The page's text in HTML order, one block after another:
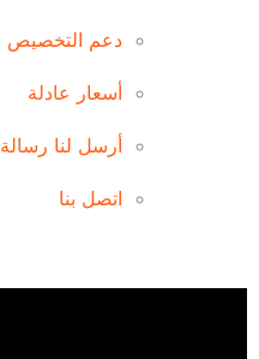
دعم التخصيص
أسعار عادلة
أرسل لنا رسالة
اتصل بنا